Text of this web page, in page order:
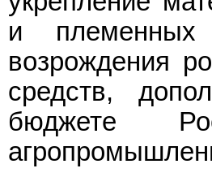
и племенных
возрождения
средств,
бюджете